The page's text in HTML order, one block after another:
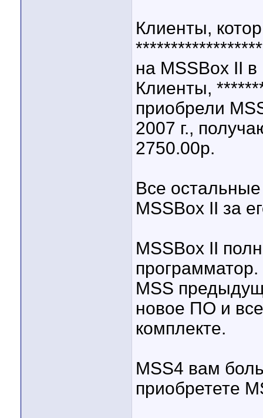
Клиенты,
на MSSBox II
Клиенты,
приобрели
2007 г.,
2750.00р.
Все остальные
MSSBox II за
MSSBox II
MSS
новое ПО и
комплекте.
MSS4 вам
приобретете